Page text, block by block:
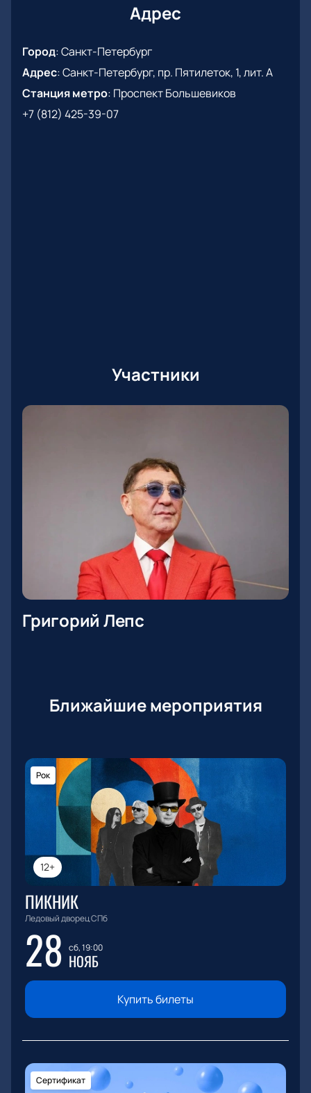
вечеру, который подарит вам множество ярких
эмоций и приятных воспоминаний.
Адрес
Город:Санкт-Петербург
Адрес:Санкт-Петербург, пр. Пятилеток, 1, лит. А
Станция метро: Проспект Большевиков
+7 (812) 425-39-07
Участники
Григорий Лепс
Ближайшие мероприятия
12+
Рок
ПИКНИК
Ледовый дворец СПб
28 сб, 19:00
НОЯБ
Купить билеты
Сертификат